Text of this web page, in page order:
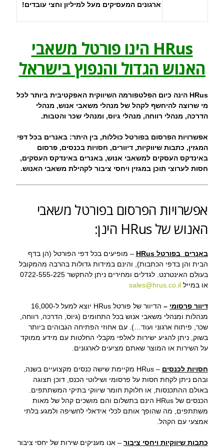
ארגונים המעסיקים מעל למיליון וחצי עובדים!
HRus הינו פורטל משאבי
האנוש הגדול והנפוץ בישראל
HRus הינה כיום הפלטפורמה השיווקית האפקטיבית ביותר לכל
מי שרוצה להיחשף לקהל של מנהלי משאבי אנוש, מנהלי
הדרכה, מנהלי רווחה, מנהלי גיוס, ומנהלי שכר והטבות.
אפשרויות הפרסום בפורטל כוללות, בין היתר: באנרים בכל דפי
המגזין, כתבות שיווקיות, דיוורים, חסויות בכנסים, פרסום
באינדקס העסקים למשאבי אנוש, באנרים באינדקס העסקים,
חסות לערוצי תוכן במגזין ויחסי ציבור לקהילת משאבי האנוש.
אפשרויות הפרסום בפורטל משאבי
האנוש של HRus הינן:
באנרים בפורטל HRus
– מופיעים בכל דפי הפורטל (הן בדף
הבית והן בדפי הכתבות), והינם במידות גדולות בהרבה מהמקובל
בעולם האינטרנט. לגדלים ומחירים ניתן להתקשר 0722-555-225
או במיילsales@hrus.co.il
דיוור פרסומי –
הדיוור של פורטל HRus יוצא למעל ל-16,000
מנהלות ומנהלי משאבי אנוש בכל התחומים (גיוס, הדרכה, רווחה,
שכר, פיתוח ארגוני ועוד…). עם אחוזי הפתיחה הגבוהים ביותר
בשוק, ניתן להגיע ישירות לאלפי מקבלי החלטות עם מידע ממוקד
על השירות או המוצר שאתם מציעים לארגונים.
חסויות לכנסים
– HRus מקיימת שישה כנסים מקצועיים בשנה,
ובהם ניתן לקחת חסות על פרסומי ושילוטי הכנס, דוכן תצוגה
באולם ההתכנסות, או חלוקת חומר שיווקי בתיקי המשתתפים.
הכנסים של HRus הינם בתשלום והם מושכים קהל של מאות
משתתפים, מה שהופך אותם לכלי אידאלי לחשיפה ולמגע בלתי
אמצעי עם הקהל.
כתבות שיווקיות ויחסי ציבור – אנו מעניקים שירות של יחסי ציבור